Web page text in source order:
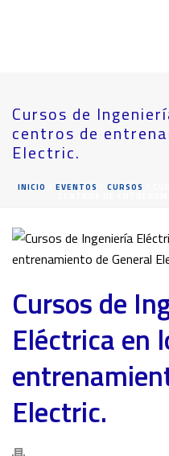
Cursos de
centros de
Electric.
INICIO EVENTOS CURSOS
Cursos de
Eléctrica en
Electric.